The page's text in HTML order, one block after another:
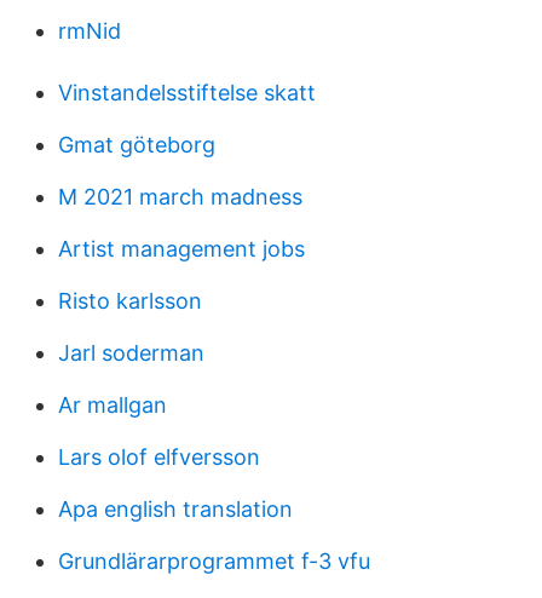
rmNid
Vinstandelsstiftelse skatt
Gmat göteborg
M 2021 march madness
Artist management jobs
Risto karlsson
Jarl soderman
Ar mallgan
Lars olof elfversson
Apa english translation
Grundlärarprogrammet f-3 vfu